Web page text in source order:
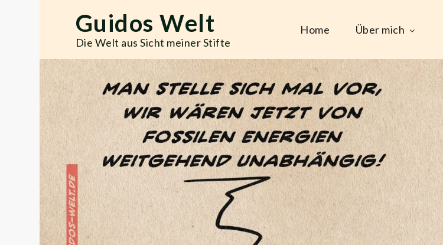
Guidos Welt
Die Welt aus Sicht meiner Stifte
Home Über mich